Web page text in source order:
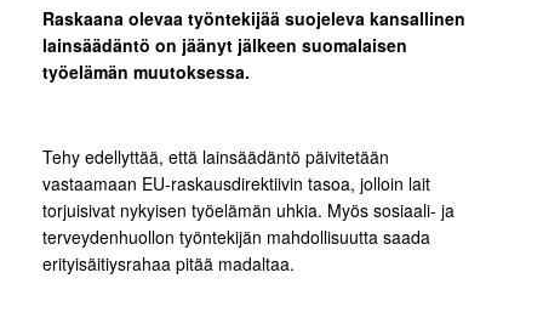
Raskaana olevaa työntekijää suojeleva kansallinen
lainsäädäntö on jäänyt jälkeen suomalaisen
työelämän muutoksessa.
Tehy edellyttää, että lainsäädäntö päivitetään
vastaamaan EU-raskausdirektiivin tasoa, jolloin lait
torjuisivat nykyisen työelämän uhkia. Myös sosiaali- ja
terveydenhuollon työntekijän mahdollisuutta saada
erityisäitiysrahaa pitää madaltaa.